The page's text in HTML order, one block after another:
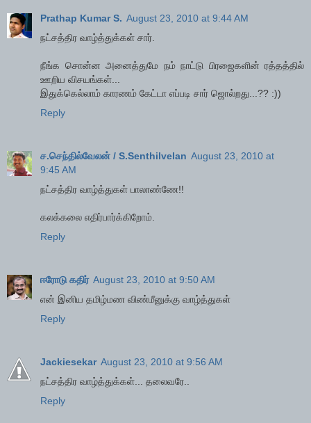
Prathap Kumar S. August 23, 2010 at 9:44 AM
நட்சத்திர வாழ்த்துக்கள் சார்.
நீங்க சொன்ன அனைத்துமே நம் நாட்டு பிரஜைகளின் ரத்தத்தில்
ஊறிய விசயங்கள்...
இதுக்கெல்லாம் காரணம் கேட்டா எப்படி சார் ஜொல்றது...?? :))
Reply
ச.செந்தில்வேலன் / S.Senthilvelan August 23, 2010 at
9:45 AM
நட்சத்திர வாழ்த்துகள் பாலாண்ணே!!
கலக்கலை எதிர்பார்க்கிறோம்.
Reply
ஈரோடு கதிர் August 23, 2010 at 9:50 AM
என் இனிய தமிழ்மண விண்மீனுக்கு வாழ்த்துகள்
Reply
Jackiesekar August 23, 2010 at 9:56 AM
நட்சத்திர வாழ்த்துக்கள்... தலைவரே..
Reply